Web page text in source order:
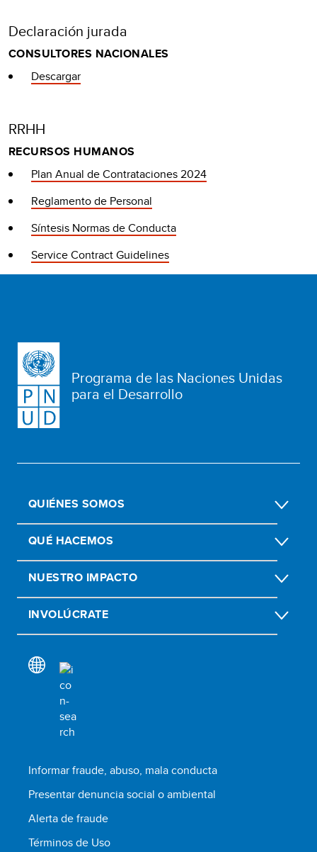
Declaración jurada
CONSULTORES NACIONALES
Descargar
RRHH
RECURSOS HUMANOS
Plan Anual de Contrataciones 2024
Reglamento de Personal
Síntesis Normas de Conducta
Service Contract Guidelines
Programa de las Naciones Unidas
para el Desarrollo
QUIÉNES SOMOS
QUÉ HACEMOS
NUESTRO IMPACTO
INVOLÚCRATE
Informar fraude, abuso, mala conducta
Presentar denuncia social o ambiental
Alerta de fraude
Términos de Uso